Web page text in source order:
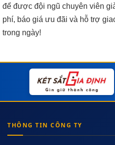
để được đội ngũ chuyên viên
phí, báo giá ưu đãi và hỗ trợ
trong ngày!
THÔNG TIN CÔNG TY